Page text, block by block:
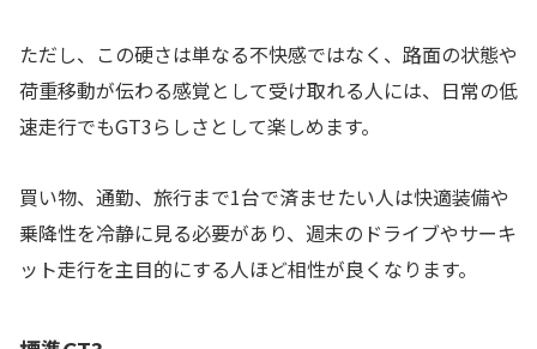
ただし、この硬さは単なる不快感ではなく、路面の状態や
荷重移動が伝わる感覚として受け取れる人には、日常の低
速走行でもGT3らしさとして楽しめます。
買い物、通勤、旅行まで1台で済ませたい人は快適装備や
乗降性を冷静に見る必要があり、週末のドライブやサーキ
ット走行を主目的にする人ほど相性が良くなります。